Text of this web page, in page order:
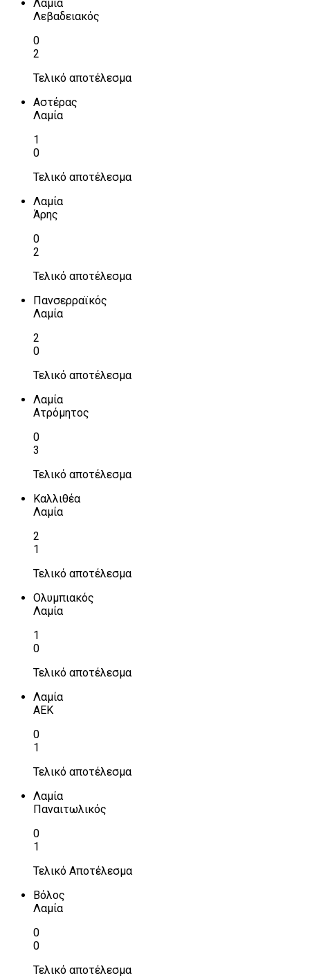
Λαμία
Λεβαδειακός
0
2
Τελικό αποτέλεσμα
Αστέρας
Λαμία
1
0
Τελικό αποτέλεσμα
Λαμία
Άρης
0
2
Τελικό αποτέλεσμα
Πανσερραϊκός
Λαμία
2
0
Τελικό αποτέλεσμα
Λαμία
Ατρόμητος
0
3
Τελικό αποτέλεσμα
Καλλιθέα
Λαμία
2
1
Τελικό αποτέλεσμα
Ολυμπιακός
Λαμία
1
0
Τελικό αποτέλεσμα
Λαμία
ΑΕΚ
0
1
Τελικό αποτέλεσμα
Λαμία
Παναιτωλικός
0
1
Τελικό Αποτέλεσμα
Βόλος
Λαμία
0
0
Τελικό αποτέλεσμα